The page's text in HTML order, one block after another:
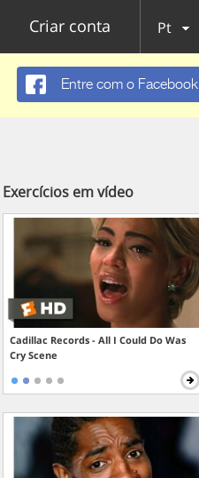
Criar conta Pt
Entre com o Facebook
Exercícios em vídeo
Cadillac Records - All I Could Do Was
Cry Scene